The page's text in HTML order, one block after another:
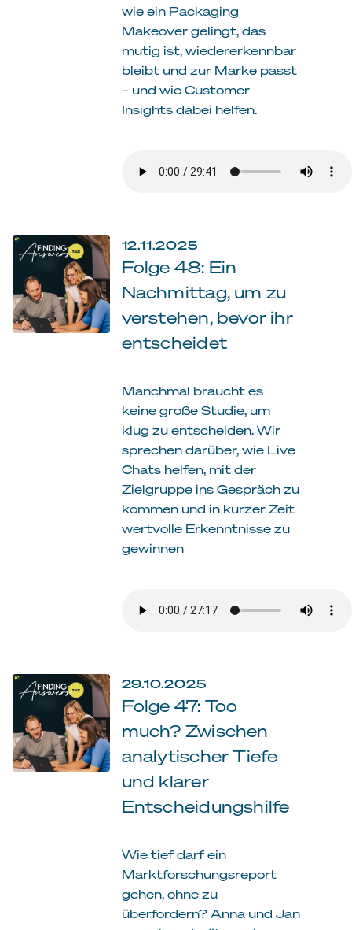
wie ein Packaging
Makeover gelingt, das
mutig ist, wiedererkennbar
bleibt und zur Marke passt
– und wie Customer
Insights dabei helfen.
12.11.2025
Folge 48: Ein
Nachmittag, um zu
verstehen, bevor ihr
entscheidet
Manchmal braucht es
keine große Studie, um
klug zu entscheiden. Wir
sprechen darüber, wie Live
Chats helfen, mit der
Zielgruppe ins Gespräch zu
kommen und in kurzer Zeit
wertvolle Erkenntnisse zu
gewinnen
29.10.2025
Folge 47: Too
much? Zwischen
analytischer Tiefe
und klarer
Entscheidungshilfe
Wie tief darf ein
Marktforschungsreport
gehen, ohne zu
überfordern? Anna und Jan